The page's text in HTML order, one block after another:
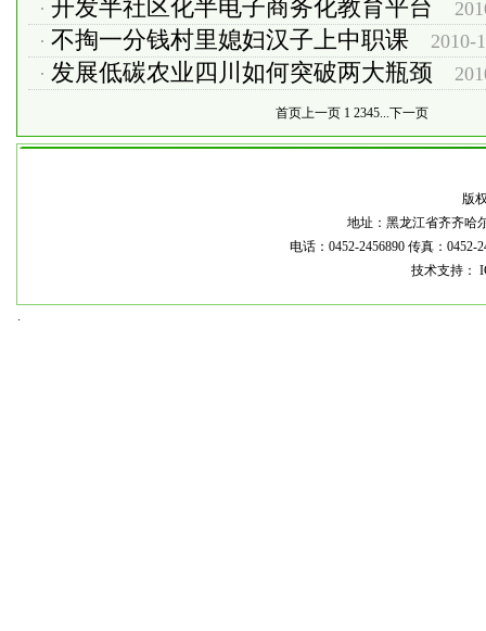
· 开发半社区化半电子商务化教育平台
· 不掏一分钱村里媳妇汉子上中职课
2010-
· 发展低碳农业四川如何突破两大瓶颈
首页上一页 12345...下一页
版
地址：黑龙江省齐齐哈
电话：0452-2456890 传真：0452-
技术支持：